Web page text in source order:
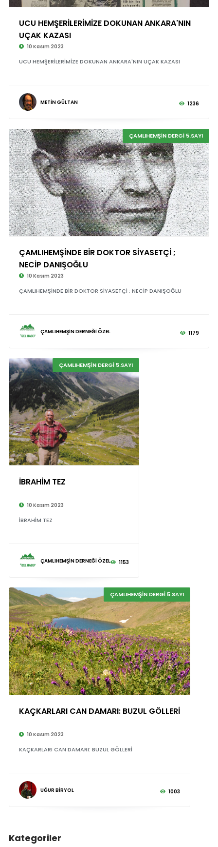
UCU HEMŞERİLERİMİZE DOKUNAN ANKARA'NIN
UÇAK KAZASI
10 Kasım 2023
UCU HEMŞERİLERİMİZE DOKUNAN ANKARA'NIN UÇAK KAZASI
METİN GÜLTAN 1236
ÇAMLIHEMŞİN DERGİ 5.SAYI
ÇAMLIHEMŞİNDE BİR DOKTOR SİYASETÇİ ;
NECİP DANIŞOĞLU
10 Kasım 2023
ÇAMLIHEMŞİNDE BİR DOKTOR SİYASETÇİ ; NECİP DANIŞOĞLU
ÇAMLIHEMŞİN DERNEĞİ ÖZEL 1179
ÇAMLIHEMŞİN DERGİ 5.SAYI
İBRAHİM TEZ
10 Kasım 2023
İBRAHİM TEZ
ÇAMLIHEMŞİN DERNEĞİ ÖZEL 1153
ÇAMLIHEMŞİN DERGİ 5.SAYI
KAÇKARLARI CAN DAMARI: BUZUL GÖLLERİ
10 Kasım 2023
KAÇKARLARI CAN DAMARI: BUZUL GÖLLERİ
UĞUR BİRYOL 1003
Kategoriler